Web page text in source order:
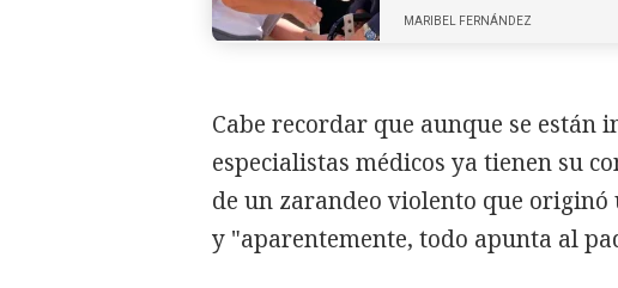
MARIBEL FERNÁNDEZ
Cabe recordar que aunque se están
especialistas médicos ya tienen su
de un zarandeo violento que
y "aparentemente, todo apunta al